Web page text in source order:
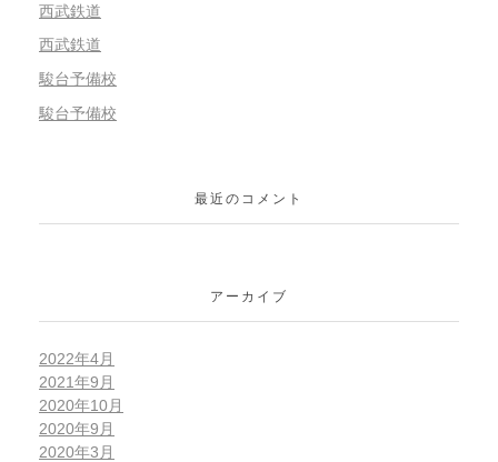
西武鉄道
西武鉄道
駿台予備校
駿台予備校
最近のコメント
アーカイブ
2022年4月
2021年9月
2020年10月
2020年9月
2020年3月